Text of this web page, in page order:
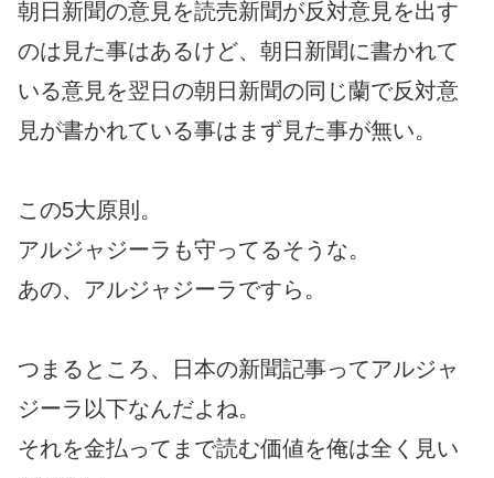
朝日新聞の意見を読売新聞が反対意見を出す
のは見た事はあるけど、朝日新聞に書かれて
いる意見を翌日の朝日新聞の同じ蘭で反対意
見が書かれている事はまず見た事が無い。
この5大原則。
アルジャジーラも守ってるそうな。
あの、アルジャジーラですら。
つまるところ、日本の新聞記事ってアルジャ
ジーラ以下なんだよね。
それを金払ってまで読む価値を俺は全く見い